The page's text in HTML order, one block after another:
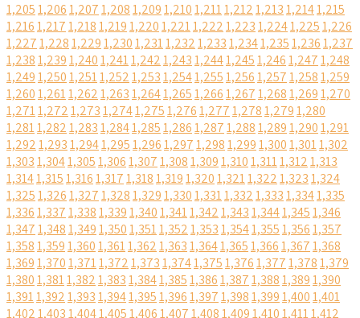
1,2051,2061,2071,2081,2091,2101,2111,2121,2131,2141,215
1,2161,2171,2181,2191,2201,2211,2221,2231,2241,2251,226
1,2271,2281,2291,2301,2311,2321,2331,2341,2351,2361,237
1,2381,2391,2401,2411,2421,2431,2441,2451,2461,2471,248
1,2491,2501,2511,2521,2531,2541,2551,2561,2571,2581,259
1,2601,2611,2621,2631,2641,2651,2661,2671,2681,2691,270
1,2711,2721,2731,2741,2751,2761,2771,2781,2791,280
1,2811,2821,2831,2841,2851,2861,2871,2881,2891,2901,291
1,2921,2931,2941,2951,2961,2971,2981,2991,3001,3011,302
1,3031,3041,3051,3061,3071,3081,3091,3101,3111,3121,313
1,3141,3151,3161,3171,3181,3191,3201,3211,3221,3231,324
1,3251,3261,3271,3281,3291,3301,3311,3321,3331,3341,335
1,3361,3371,3381,3391,3401,3411,3421,3431,3441,3451,346
1,3471,3481,3491,3501,3511,3521,3531,3541,3551,3561,357
1,3581,3591,3601,3611,3621,3631,3641,3651,3661,3671,368
1,3691,3701,3711,3721,3731,3741,3751,3761,3771,3781,379
1,3801,3811,3821,3831,3841,3851,3861,3871,3881,3891,390
1,3911,3921,3931,3941,3951,3961,3971,3981,3991,4001,401
1,4021,4031,4041,4051,4061,4071,4081,4091,4101,4111,412